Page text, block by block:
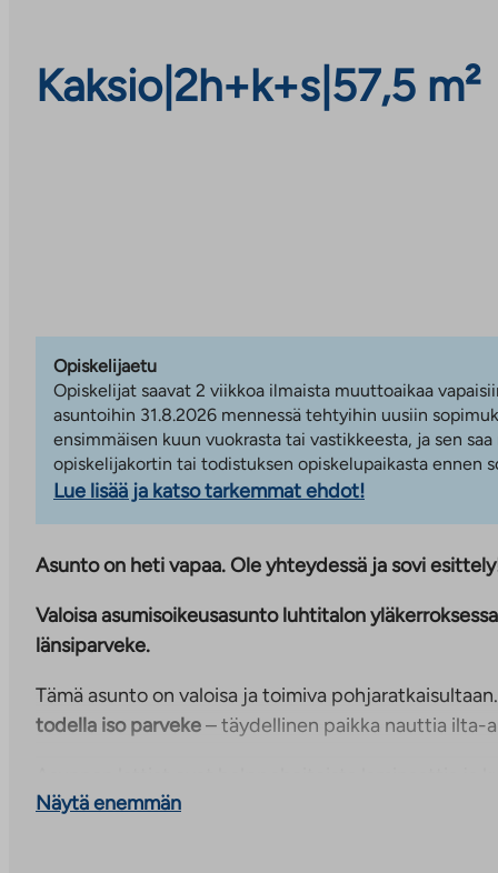
Kaksio| 2h+k+s 57,5 m²
Opiskelijaetu
Opiskelijat saavat 2 viikkoa ilmaista muuttoaikaa
asuntoihin 31.8.2026 mennessä tehtyihin uusiin
ensimmäisen kuun vuokrasta tai vastikkeesta, ja sen
opiskelijakortin tai todistuksen opiskelupaikasta ennen
Lue lisää ja katso tarkemmat ehdot!
Asunto on heti vapaa. Ole yhteydessä ja sovi
Valoisaasumisoikeusasunto luhtitalon yläkerroksessa
länsiparveke.
Tämä asunto on valoisa ja toimiva pohjaratkaisultaan.
todella iso parveke– täydellinen paikka nauttia ilta-
laatoitettu kauttaaltaan. Asunnon keittiöissä on
Näytä enemmän